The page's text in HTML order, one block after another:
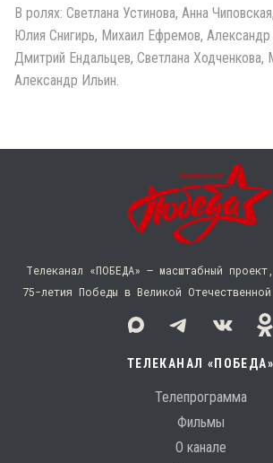
В ролях: Светлана Устинова, Анна
Юлия Снигирь, Михаил Ефремов,
Дмитрий Ендальцев, Светлана Ходченкова,
Александр Ильин.
Телеканал «ПОБЕДА» — масштабный
75-летия Победы в Великой
ТЕЛЕКАНАЛ «ПОБЕДА»
Телепрограмма
Фильмы
О канале